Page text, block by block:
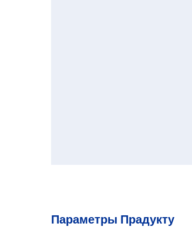
Параметры Прадукту